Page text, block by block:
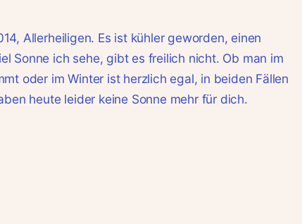
Allerheiligen. Es ist kühler geworden, einen
Sonne ich sehe, gibt es freilich nicht. Ob man im
oder im Winter ist herzlich egal, in beiden Fällen
heute leider keine Sonne mehr für dich.